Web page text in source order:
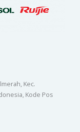
Kec.
Kode Pos